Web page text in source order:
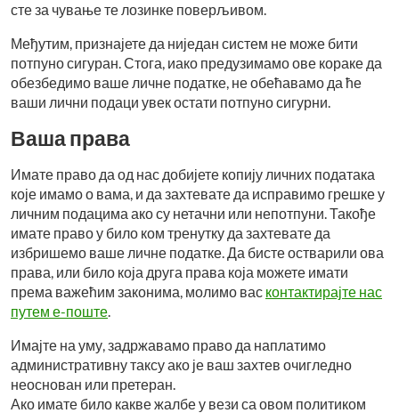
сте за чување те лозинке поверљивом.
Међутим, признајете да ниједан систем не може бити
потпуно сигуран. Стога, иако предузимамо ове кораке да
обезбедимо ваше личне податке, не обећавамо да ће
ваши лични подаци увек остати потпуно сигурни.
Ваша права
Имате право да од нас добијете копију личних података
које имамо о вама, и да захтевате да исправимо грешке у
личним подацима ако су нетачни или непотпуни. Такође
имате право у било ком тренутку да захтевате да
избришемо ваше личне податке. Да бисте остварили ова
права, или било која друга права која можете имати
према важећим законима, молимо вас контактирајте нас
путем е-поште.
Имајте на уму, задржавамо право да наплатимо
административну таксу ако је ваш захтев очигледно
неоснован или претеран.
Ако имате било какве жалбе у вези са овом политиком